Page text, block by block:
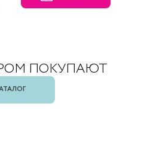
ПОКУПАЮТ